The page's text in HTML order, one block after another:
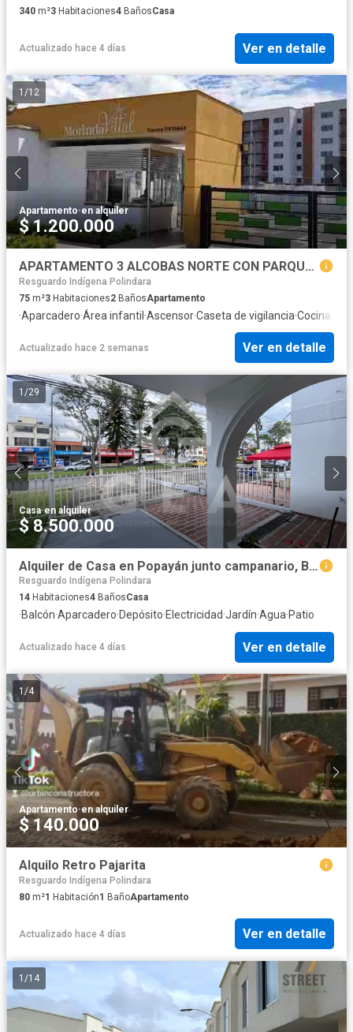
340 m²3 Habitaciones4 BañosCasa
Actualizado hace 4 días Ver en detalle
1 /12
Apartamento·en alquiler
$ 1.200.000
APARTAMENTO 3 ALCOBAS NORTE CON PARQUEO
Resguardo Indígena Polindara
75 m²3 Habitaciones2 BañosApartamento
·Aparcadero·Área infantil ·Ascensor·Caseta de vigilancia·Cocina
Actualizado hace 2 semanas Ver en detalle
1 /29
Casa·en alquiler
$ 8.500.000
Alquiler de Casa en Popayán junto campanario, B/ Antonio Nariño
Resguardo Indígena Polindara
14 Habitaciones4 BañosCasa
·Balcón·Aparcadero·Depósito·Electricidad·Jardín·Agua·Patio
Actualizado hace 4 días Ver en detalle
1 /4
Apartamento·en alquiler
$ 140.000
Alquilo Retro Pajarita
Resguardo Indígena Polindara
80 m²1 Habitación1 BañoApartamento
Actualizado hace 4 días Ver en detalle
1 /14